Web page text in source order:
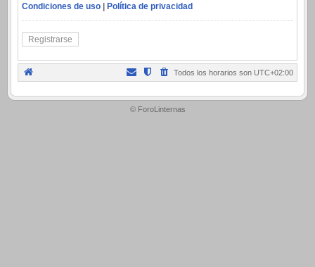
Condiciones de uso | Política de privacidad
Registrarse
Todos los horarios son UTC+02:00
.
© ForoLinternas